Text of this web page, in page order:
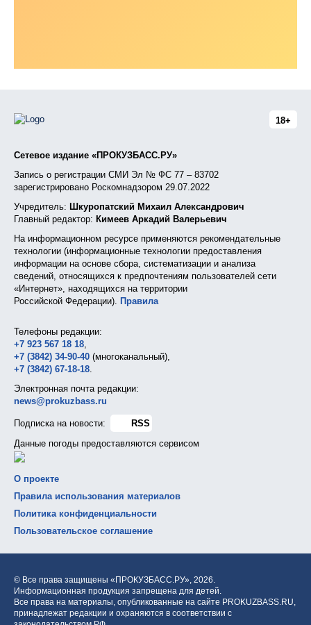
18+
Сетевое издание «ПРОКУЗБАСС.РУ»
Запись о регистрации СМИ Эл № ФС 77 – 83702
зарегистрировано Роскомнадзором 29.07.2022
Учредитель: Шкуропатский Михаил Александрович
Главный редактор: Кимеев Аркадий Валерьевич
На информационном ресурсе применяются рекомендательные
технологии (информационные технологии предоставления
информации на основе сбора, систематизации и анализа
сведений, относящихся к предпочтениям пользователей сети
«Интернет», находящихся на территории
Российской Федерации). Правила
Телефоны редакции:
+7 923 567 18 18,
+7 (3842) 34-90-40 (многоканальный),
+7 (3842) 67-18-18.
Электронная почта редакции:
news@prokuzbass.ru
Подписка на новости:
RSS
Данные погоды предоставляются сервисом
О проекте
Правила использования материалов
Политика конфиденциальности
Пользовательское соглашение
© Все права защищены «ПРОКУЗБАСС.РУ», 2026.
Информационная продукция запрещена для детей.
Все права на материалы, опубликованные на сайте PROKUZBASS.RU,
принадлежат редакции и охраняются в соответствии с